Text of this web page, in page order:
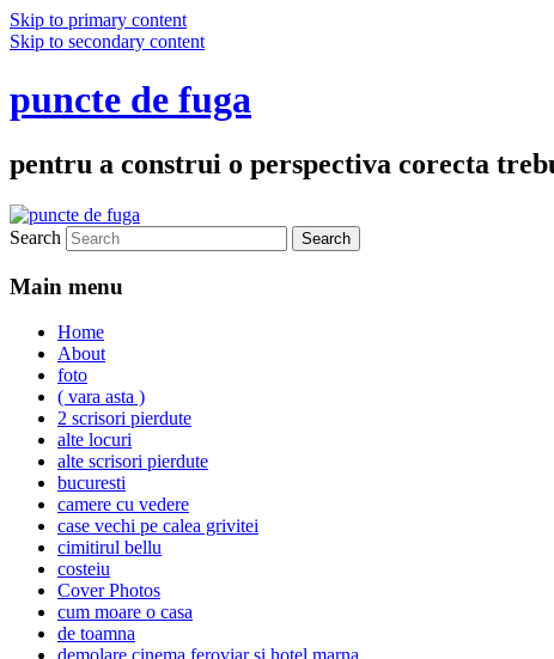
Skip to primary content
Skip to secondary content
puncte de fuga
pentru a construi o perspectiva corecta
Search
Main menu
Home
About
foto
( vara asta )
2 scrisori pierdute
alte locuri
alte scrisori pierdute
bucuresti
camere cu vedere
case vechi pe calea grivitei
cimitirul bellu
costeiu
Cover Photos
cum moare o casa
de toamna